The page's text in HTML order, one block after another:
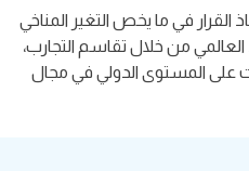
القرار في ما يخص التغير المناخي
من خلال تقاسم التجارب،
على المستوى الدولي في مجال